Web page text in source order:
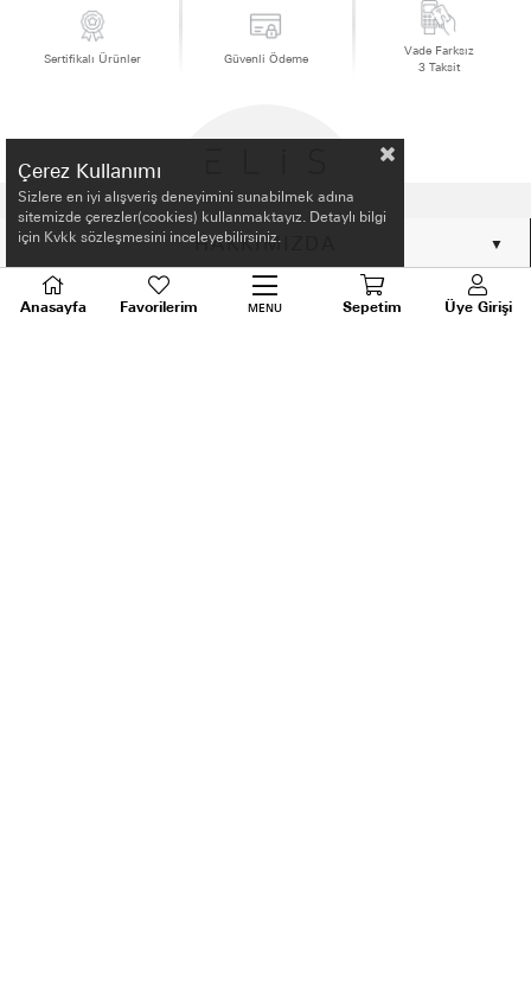
Sertifikalı Ürünler Güvenli Ödeme
Vade Farksız
3 Taksit
HAKKIMIZDA
ALIŞVERİŞ BİLGİLERİ
Çerez Kullanımı
Sizlere en iyi alışveriş deneyimini sunabilmek adına
sitemizde çerezler(cookies) kullanmaktayız. Detaylı bilgi
için Kvkk sözleşmesini inceleyebilirsiniz.
Anasayfa Favorilerim MENU Sepetim Üye Girişi